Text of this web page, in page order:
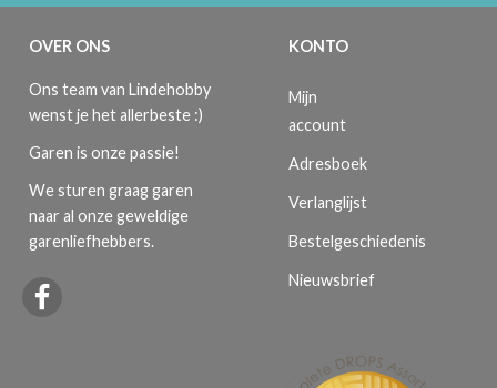
OVER ONS
Ons team van Lindehobby
wenst je het allerbeste :)
Garen is onze passie!
We sturen graag garen
naar al onze geweldige
garenliefhebbers.
KONTO
Mijn
account
Adresboek
Verlanglijst
Bestelgeschiedenis
Nieuwsbrief